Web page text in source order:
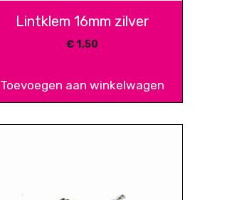
Lintklem 16mm zilver
€1,50
Toevoegen aan winkelwagen